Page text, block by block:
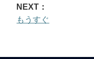
NEXT：
もうすぐ